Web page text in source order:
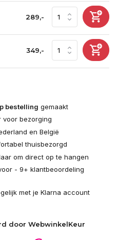
289,-
349,-
bestelling gemaakt
voor bezorging
en België
thuisbezorgd
om direct op te hangen
- 9+ klantbeoordeling
met je Klarna account
door WebwinkelKeur